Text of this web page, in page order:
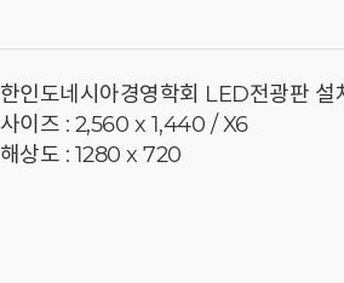
한인도네시아경영학회 LED전광판 설
사이즈 : 2,560 x 1,440 / X6
해상도 : 1280 x 720